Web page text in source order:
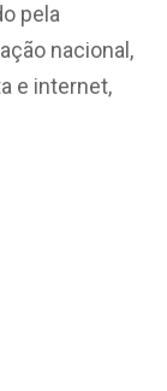
pela
nacional,
e internet,